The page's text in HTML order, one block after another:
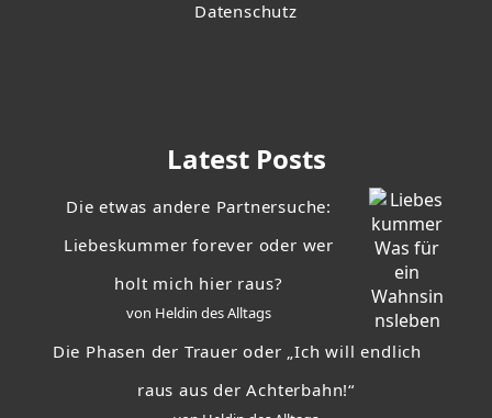
Datenschutz
Latest Posts
Die etwas andere Partnersuche:
Liebeskummer forever oder wer
holt mich hier raus?
von Heldin des Alltags
Die Phasen der Trauer oder „Ich will endlich
raus aus der Achterbahn!“